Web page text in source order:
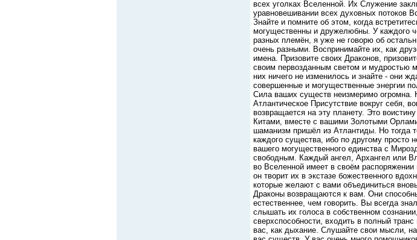
всех уголках Вселенной. Их Служение
уравновешивании всех духовных потоков
Знайте и помните об этом, когда
могущественны и дружелюбны. У каждого
разных племён, я уже не говорю об
очень разными. Воспринимайте их, как
имена. Призовите своих Драконов,
своим первозданным светом и мудростью
них ничего не изменилось и знайте - они
совершенные и могущественные энергии
Сила ваших существ неизмеримо огромна.
Атлантическое Присутствие вокруг себя,
возвращается на эту планету. Это
Китами, вместе с вашими Золотыми
шаманизм пришёл из Атлантиды. Но тогда
каждого существа, ибо по другому просто
вашего могущественного единства с
свободным. Каждый ангел, Архангел или
во Вселенной имеет в своём
он творит их в экстазе божественного
которые желают с вами объединиться
Драконы возвращаются к вам. Они
естественнее, чем говорить. Вы всегда
слышать их голоса в собственном
сверхспособности, входить в полный
вас, как дыхание. Слушайте свои мысли,